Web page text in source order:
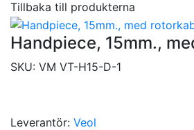
Tillbaka till produkterna
Handpiece, 15mm.,
SKU: VM VT-H15-D-1
Leverantör: Veol